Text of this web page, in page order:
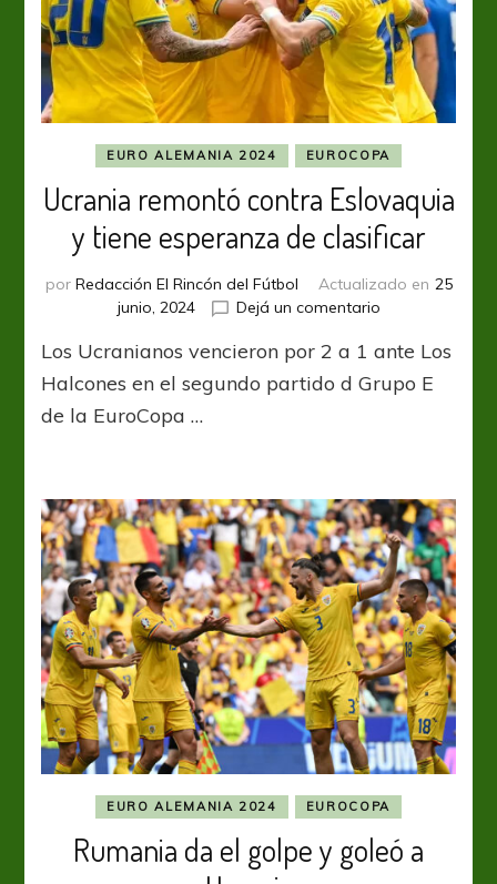
EURO ALEMANIA 2024 EUROCOPA
Ucrania remontó contra Eslovaquia
y tiene esperanza de clasificar
por Redacción El Rincón del Fútbol Actualizado en 25
junio, 2024
Dejá un comentarioen
remontó
contra
Eslovaquia
clasificar
Los Ucranianos vencieron por 2 a 1 ante Los
Halcones en el segundo partido d Grupo E
de la EuroCopa …
EURO ALEMANIA 2024 EUROCOPA
Rumania da el golpe y goleó a